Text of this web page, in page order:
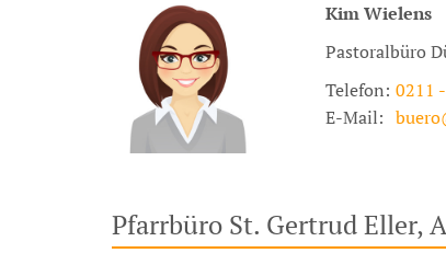
KimWielens
Pastoralbüro
Telefon: 0211
E-Mail:
Pfarrbüro St. Gertrud Eller,